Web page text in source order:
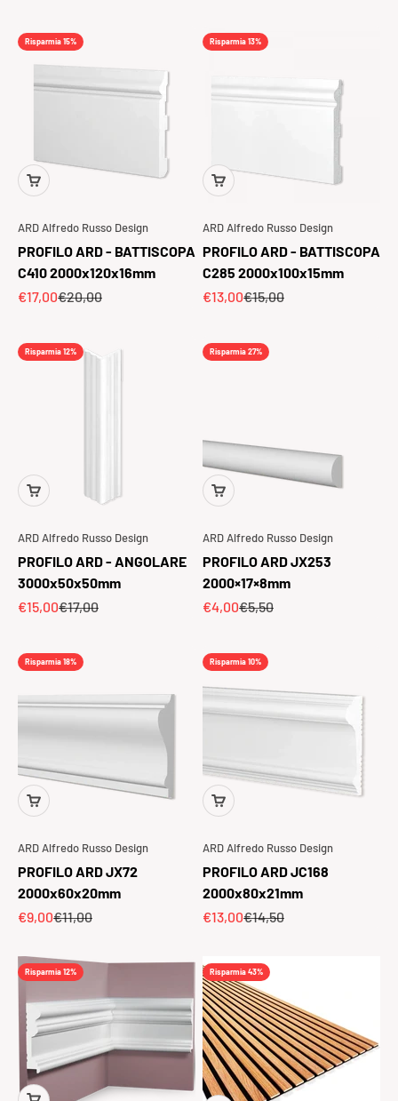
Risparmia 15%
ARD Alfredo Russo Design
PROFILO ARD - BATTISCOPA
C410 2000x120x16mm
Prezzo scontato
€17,00Prezzo
€20,00
Risparmia 13%
ARD Alfredo Russo Design
PROFILO ARD - BATTISCOPA
C285 2000x100x15mm
Prezzo scontato
€13,00Prezzo
€15,00
Risparmia 12%
ARD Alfredo Russo Design
PROFILO ARD - ANGOLARE
3000x50x50mm
Prezzo scontato
€15,00Prezzo
€17,00
Risparmia 27%
ARD Alfredo Russo Design
PROFILO ARD JX253
2000×17×8mm
Prezzo scontato
€4,00Prezzo
€5,50
Risparmia 18%
ARD Alfredo Russo Design
PROFILO ARD JX72
2000x60x20mm
Prezzo scontato
€9,00Prezzo
€11,00
Risparmia 10%
ARD Alfredo Russo Design
PROFILO ARD JC168
2000x80x21mm
Prezzo scontato
€13,00Prezzo
€14,50
Risparmia 12% Risparmia 43%